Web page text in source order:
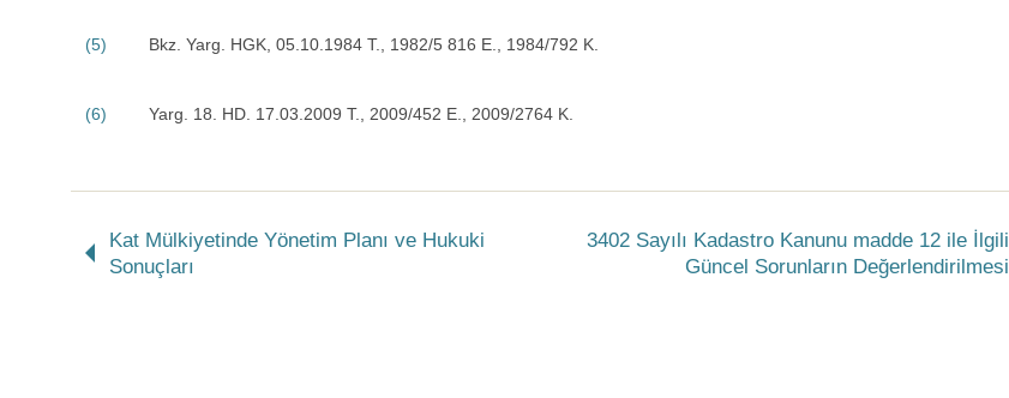
(5) Bkz. Yarg. HGK, 05.10.1984 T., 1982/5 816 E., 1984/792 K.
(6) Yarg. 18. HD. 17.03.2009 T., 2009/452 E., 2009/2764 K.
Kat Mülkiyetinde Yönetim Planı ve Hukuki
Sonuçları
3402 Sayılı Kadastro Kanunu madde 12 ile İlgili
Güncel Sorunların Değerlendirilmesi